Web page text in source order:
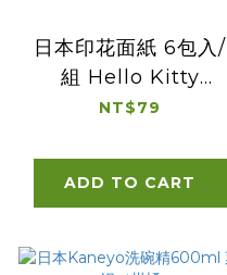
日本印花面紙 6包入/
組 Hello Kitty
Pokémon Super
TOMICA Sumikko
Gurashi
NT$79
ADD TO CART